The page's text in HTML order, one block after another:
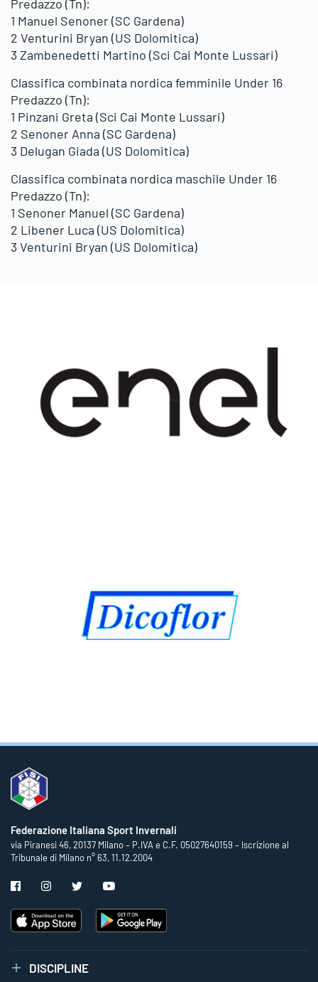
Predazzo (Tn):
1 Manuel Senoner (SC Gardena)
2 Venturini Bryan (US Dolomitica)
3 Zambenedetti Martino (Sci Cai Monte Lussari)
Classifica combinata nordica femminile Under 16
Predazzo (Tn):
1 Pinzani Greta (Sci Cai Monte Lussari)
2 Senoner Anna (SC Gardena)
3 Delugan Giada (US Dolomitica)
Classifica combinata nordica maschile Under 16
Predazzo (Tn):
1 Senoner Manuel (SC Gardena)
2 Libener Luca (US Dolomitica)
3 Venturini Bryan (US Dolomitica)
Federazione Italiana Sport Invernali
via Piranesi 46, 20137 Milano – P.IVA e C.F. 05027640159 – Iscrizione al
Tribunale di Milano n° 63, 11.12.2004
DISCIPLINE